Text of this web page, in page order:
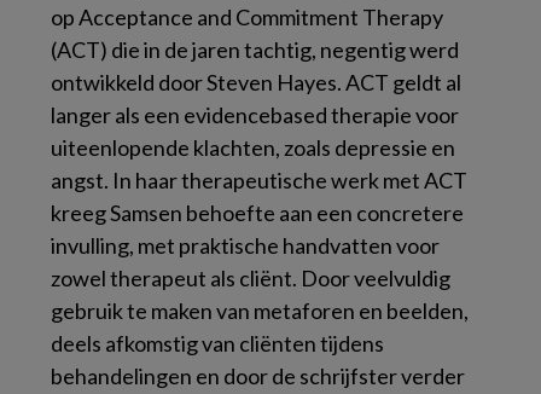
op Acceptance and Commitment Therapy
(ACT) die in de jaren tachtig, negentig werd
ontwikkeld door Steven Hayes. ACT geldt al
langer als een evidencebased therapie voor
uiteenlopende klachten, zoals depressie en
angst. In haar therapeutische werk met ACT
kreeg Samsen behoefte aan een concretere
invulling, met praktische handvatten voor
zowel therapeut als cliënt. Door veelvuldig
gebruik te maken van metaforen en beelden,
deels afkomstig van cliënten tijdens
behandelingen en door de schrijfster verder